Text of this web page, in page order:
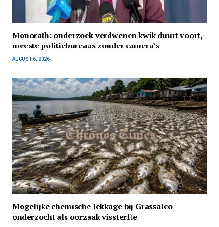
Monorath: onderzoek verdwenen kwik duurt voort,
meeste politiebureaus zonder camera’s
AUGUST 6, 2026
Mogelijke chemische lekkage bij Grassalco
onderzocht als oorzaak vissterfte